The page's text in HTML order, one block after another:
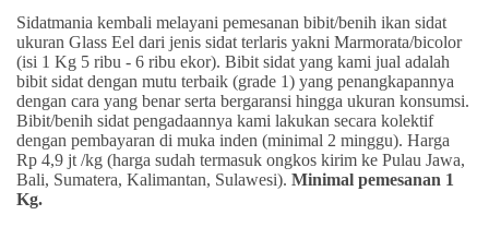
Sidatmania kembali melayani pemesanan bibit/benih ikan sidat
ukuran Glass Eel dari jenis sidat terlaris yakni Marmorata/bicolor
(isi 1 Kg 5 ribu - 6 ribu ekor). Bibit sidat yang kami jual adalah
bibit sidat dengan mutu terbaik (grade 1) yang penangkapannya
dengan cara yang benar serta bergaransi hingga ukuran konsumsi.
Bibit/benih sidat pengadaannya kami lakukan secara kolektif
dengan pembayaran di muka inden (minimal 2 minggu). Harga
Rp 4,9 jt /kg (harga sudah termasuk ongkos kirim ke Pulau Jawa,
Bali, Sumatera, Kalimantan, Sulawesi). Minimal pemesanan 1
Kg.